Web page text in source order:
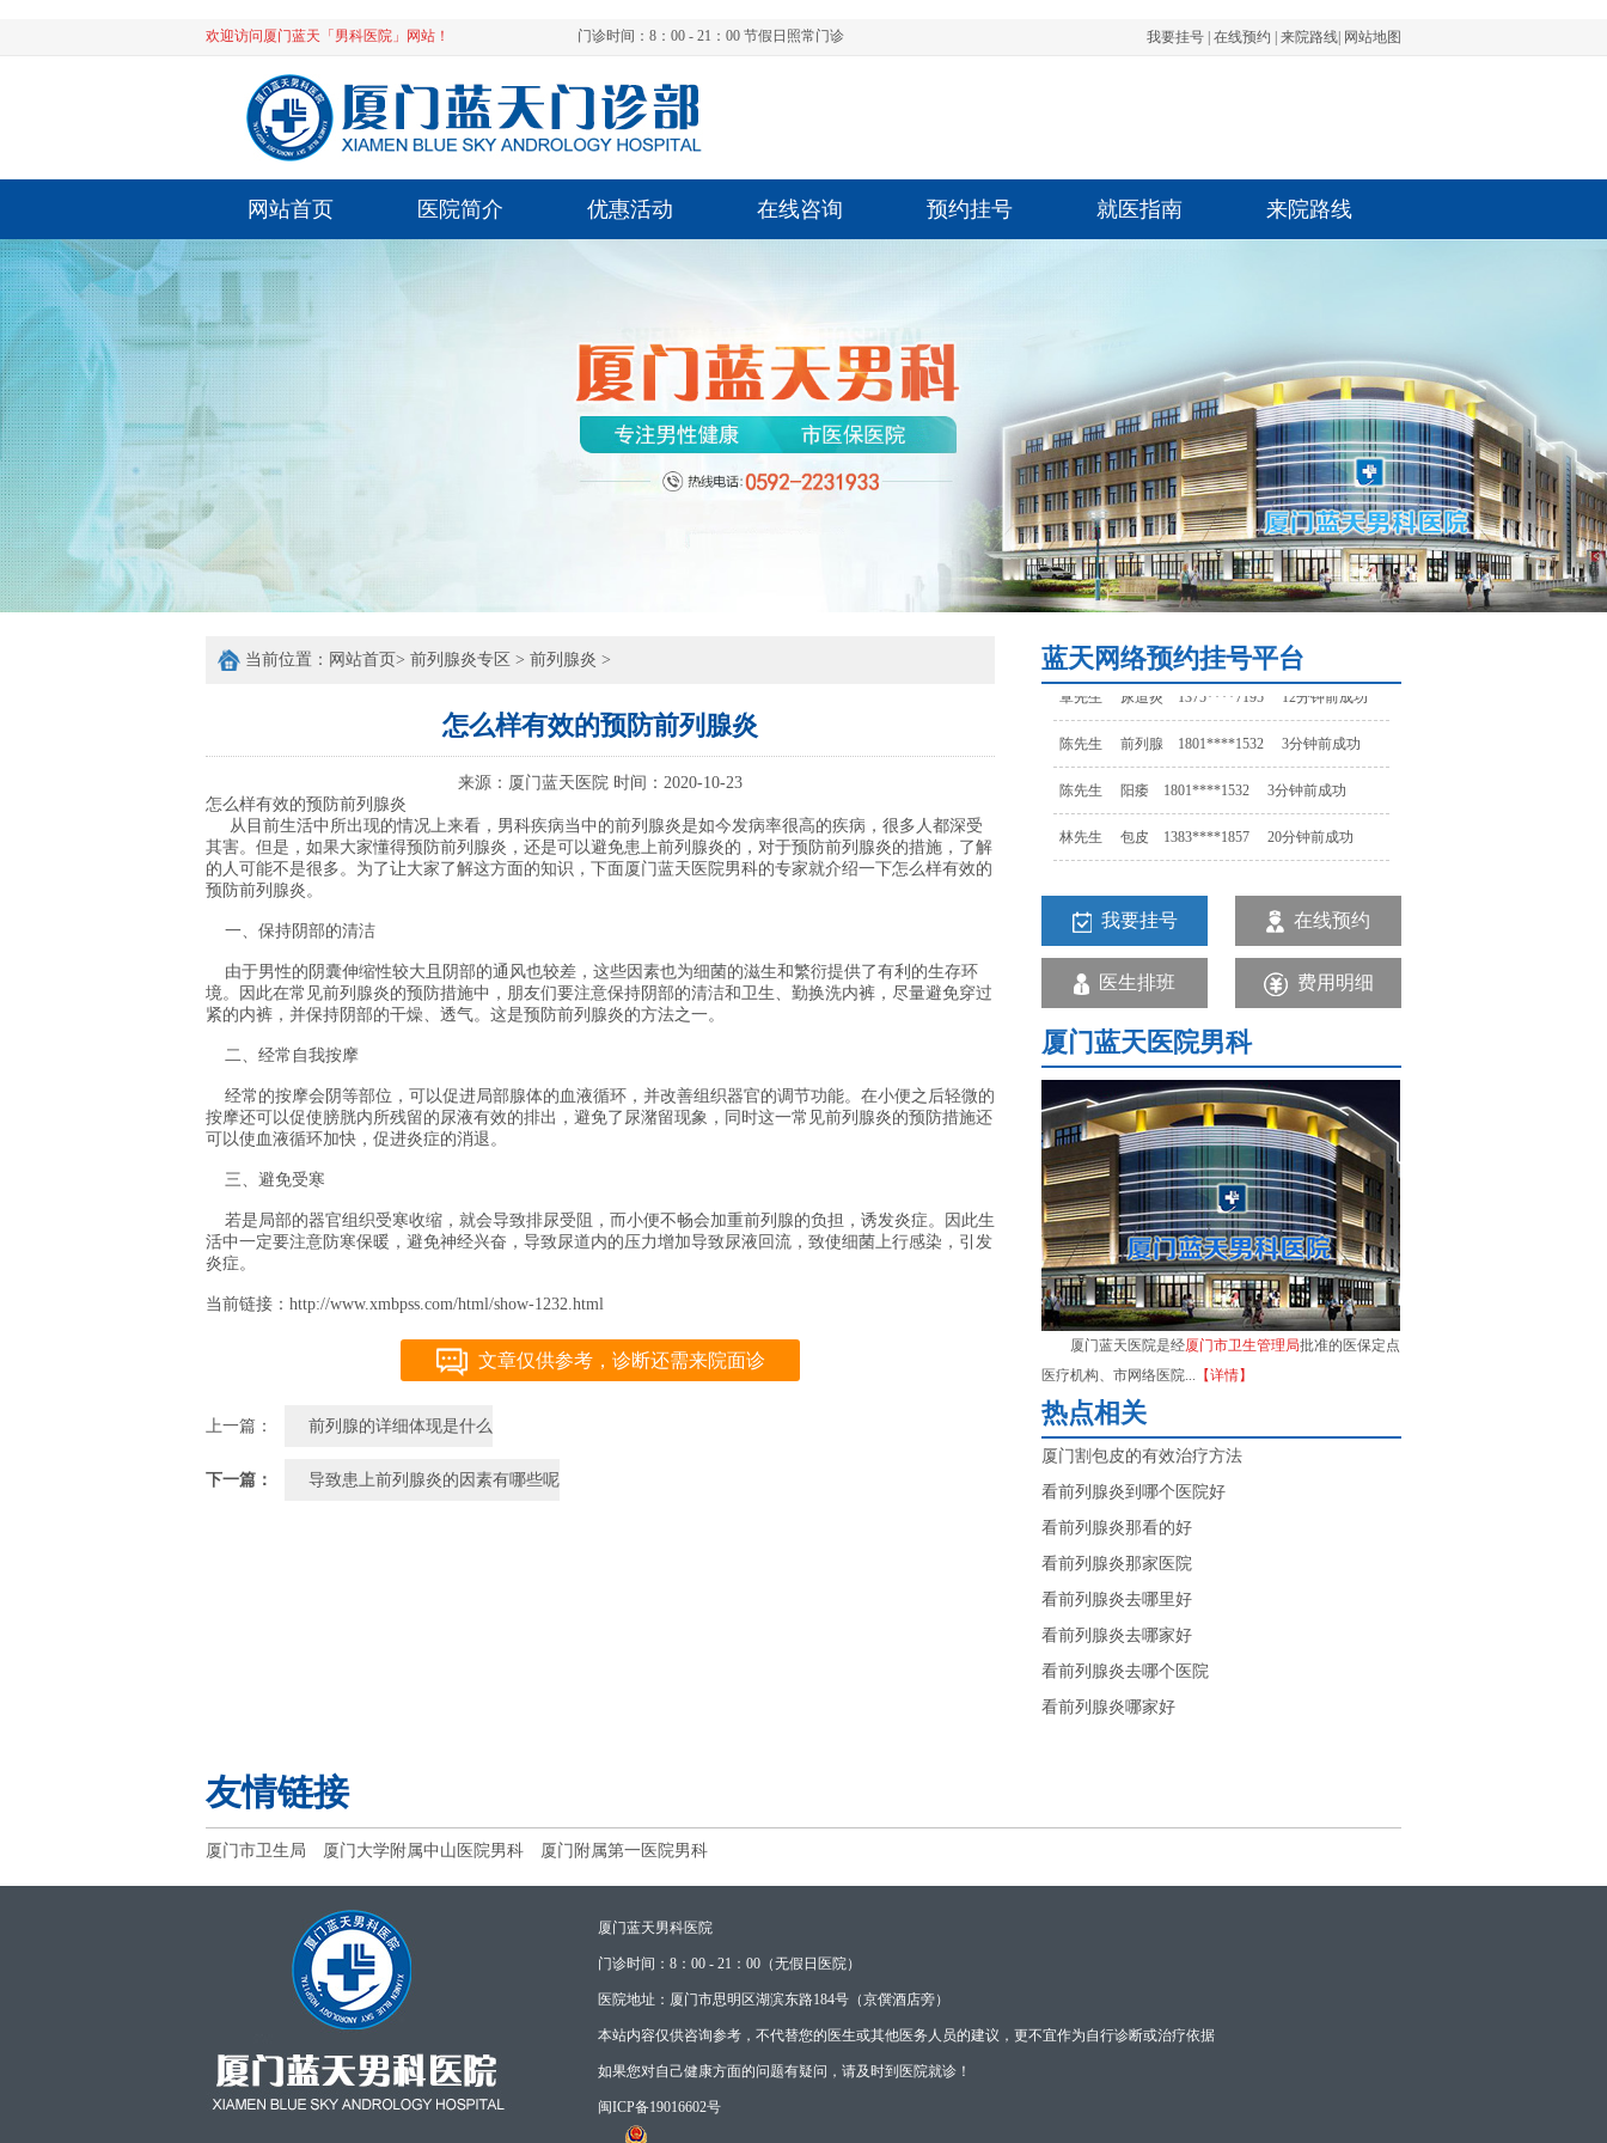
欢迎访问厦门蓝天「男科医院」网站！ 门诊时间：8：00 - 21：00 节假日照常门诊 我要挂号 在线预约 来院路线 网站地图
网站首页 医院简介 优惠活动 在线咨询 预约挂号 就医指南 来院路线
当前位置： 网站首页> 前列腺炎专区 > 前列腺炎 >
怎么样有效的预防前列腺炎
来源： 厦门蓝天医院 时间：2020-10-23
怎么样有效的预防前列腺炎
从目前生活中所出现的情况上来看，男科疾病当中的前列腺炎是如今发病率很高的疾病，很多人都深受
其害。但是，如果大家懂得预防前列腺炎，还是可以避免患上前列腺炎的，对于预防前列腺炎的措施，了解
的人可能不是很多。为了让大家了解这方面的知识，下面厦门蓝天医院男科的专家就介绍一下怎么样有效的
预防前列腺炎。
一、保持阴部的清洁
由于男性的阴囊伸缩性较大且阴部的通风也较差，这些因素也为细菌的滋生和繁衍提供了有利的生存环
境。因此在常见前列腺炎的预防措施中，朋友们要注意保持阴部的清洁和卫生、勤换洗内裤，尽量避免穿过
紧的内裤，并保持阴部的干燥、透气。这是预防前列腺炎的方法之一。
二、经常自我按摩
经常的按摩会阴等部位，可以促进局部腺体的血液循环，并改善组织器官的调节功能。在小便之后轻微的
按摩还可以促使膀胱内所残留的尿液有效的排出，避免了尿潴留现象，同时这一常见前列腺炎的预防措施还
可以使血液循环加快，促进炎症的消退。
三、避免受寒
若是局部的器官组织受寒收缩，就会导致排尿受阻，而小便不畅会加重前列腺的负担，诱发炎症。因此生
活中一定要注意防寒保暖，避免神经兴奋，导致尿道内的压力增加导致尿液回流，致使细菌上行感染，引发
炎症。
当前链接：http://www.xmbpss.com/html/show-1232.html
文章仅供参考，诊断还需来院面诊
上一篇： 前列腺的详细体现是什么
下一篇： 导致患上前列腺炎的因素有哪些呢
蓝天网络预约挂号平台
陈先生 前列腺 1801****1532 3分钟前成功
陈先生 阳痿 1801****1532 3分钟前成功
林先生 包皮 1383****1857 20分钟前成功
覃先生 尿道炎 1375****7195 12分钟前成功
覃先生 尿道炎 1375****7195 12分钟前成功
陈先生 前列腺 1801****1532 3分钟前成功
我要挂号 在线预约
医生排班 费用明细
厦门蓝天医院男科
厦门蓝天医院是经厦门市卫生管理局批准的医保定点
医疗机构、市网络医院...
【详情】
热点相关
厦门割包皮的有效治疗方法
看前列腺炎到哪个医院好
看前列腺炎那看的好
看前列腺炎那家医院
看前列腺炎去哪里好
看前列腺炎去哪家好
看前列腺炎去哪个医院
看前列腺炎哪家好
友情链接
厦门市卫生局 厦门大学附属中山医院男科 厦门附属第一医院男科
厦门蓝天男科医院
门诊时间：8：00 - 21：00（无假日医院）
医院地址：厦门市思明区湖滨东路184号（京僎酒店旁）
本站内容仅供咨询参考，不代替您的医生或其他医务人员的建议，更不宜作为自行诊断或治疗依据
如果您对自己健康方面的问题有疑问，请及时到医院就诊！
闽ICP备19016602号